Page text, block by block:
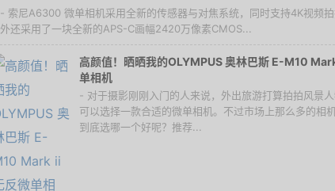
- 索尼A6300 微单相机采用全新的传感器与对焦系统，同时支持4K视频
外还采用了一块全新的APS-C画幅2420万像素CMOS...
高颜值！晒晒我的OLYMPUS 奥林巴斯 E-M10
单相机
- 对于摄影刚刚入门的人来说，外出旅游打算拍拍风景
可以选择一款合适的微单相机。不过市场上那么多的相机
到底选哪一个好呢？推荐...